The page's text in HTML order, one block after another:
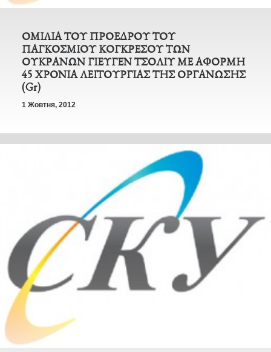
ΟΜΙΛΙΑ ΤΟΥ ΠΡΟΕΔΡΟΥ ΤΟΥ
ΠΑΓΚΟΣΜΙΟΥ ΚΟΓΚΡΕΣΟΥ ΤΩΝ
ΟΥΚΡΑΝΩΝ ΓΙΕΥΓΕΝ ΤΣΟΛΙΥ ΜΕ ΑΦΟΡΜΗ
45 ΧΡΟΝΙΑ ΛΕΙΤΟΥΡΓΙΑΣ ΤΗΣ ΟΡΓΑΝΩΣΗΣ
(Gr)
1 Жовтня, 2012